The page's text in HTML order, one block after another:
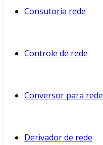
Consutoria rede
Controle de rede
Conversor para rede
Derivador de rede